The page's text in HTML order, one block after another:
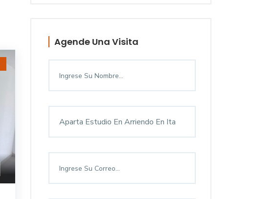
Agende Una Visita